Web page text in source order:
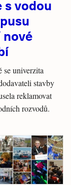
s vodou
se univerzita
stavby
reklamovat
rozvodů.